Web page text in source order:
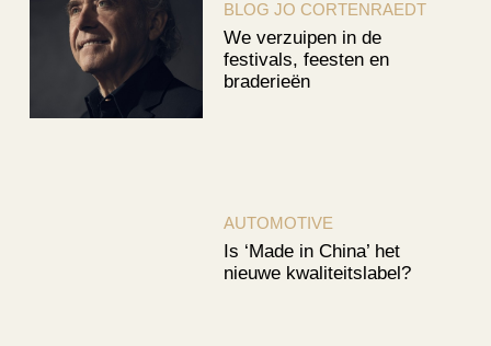
BLOG JO CORTENRAEDT
We verzuipen in de
festivals, feesten en
braderieën
AUTOMOTIVE
Is ‘Made in China’ het
nieuwe kwaliteitslabel?